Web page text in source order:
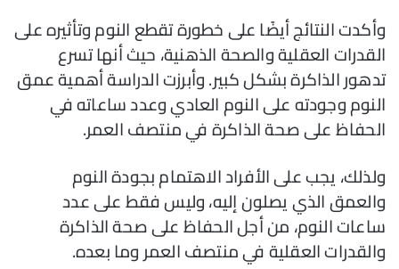
وأكدت النتائج أيضًا على خطورة تقطع النوم وتأثيره على
القدرات العقلية والصحة الذهنية، حيث أنها تسرع
تدهور الذاكرة بشكل كبير. وأبرزت الدراسة أهمية عمق
النوم وجودته على النوم العادي وعدد ساعاته في
الحفاظ على صحة الذاكرة في منتصف العمر.
ولذلك، يجب على الأفراد الاهتمام بجودة النوم
والعمق الذي يصلون إليه، وليس فقط على عدد
ساعات النوم، من أجل الحفاظ على صحة الذاكرة
والقدرات العقلية في منتصف العمر وما بعده.